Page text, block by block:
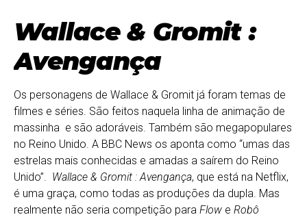
Wallace & Gromit :
Avengança
Os personagens de Wallace & Gromit já foram temas de
filmes e séries. São feitos naquela linha de animação de
massinha e são adoráveis. Também são megapopulares
no Reino Unido. A BBC News os aponta como “umas das
estrelas mais conhecidas e amadas a saírem do Reino
Unido”. Wallace & Gromit : Avengança, que está na Netflix,
é uma graça, como todas as produções da dupla. Mas
realmente não seria competição para Flow e Robô